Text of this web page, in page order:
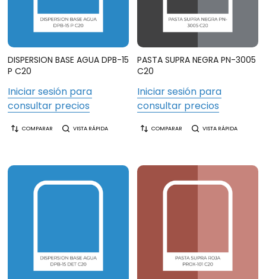
DISPERSION BASE AGUA DPB-15
P C20
Iniciar sesión para
consultar precios
COMPARAR VISTA RÁPIDA
PASTA SUPRA NEGRA PN-3005
C20
Iniciar sesión para
consultar precios
COMPARAR VISTA RÁPIDA